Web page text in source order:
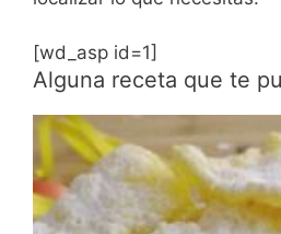
[wd_asp id=1]
Alguna receta que te